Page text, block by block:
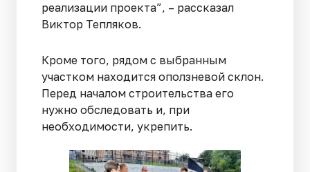
реализации проекта”, – рассказал
Виктор Тепляков.
Кроме того, рядом с выбранным
участком находится оползневой склон.
Перед началом строительства его
нужно обследовать и, при
необходимости, укрепить.